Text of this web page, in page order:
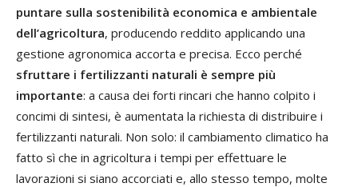
puntare sulla sostenibilità economica e ambientale
dell’agricoltura, producendo reddito applicando una
gestione agronomica accorta e precisa. Ecco perché
sfruttare i fertilizzanti naturali è sempre più
importante: a causa dei forti rincari che hanno colpito i
concimi di sintesi, è aumentata la richiesta di distribuire i
fertilizzanti naturali. Non solo: il cambiamento climatico ha
fatto sì che in agricoltura i tempi per effettuare le
lavorazioni si siano accorciati e, allo stesso tempo, molte